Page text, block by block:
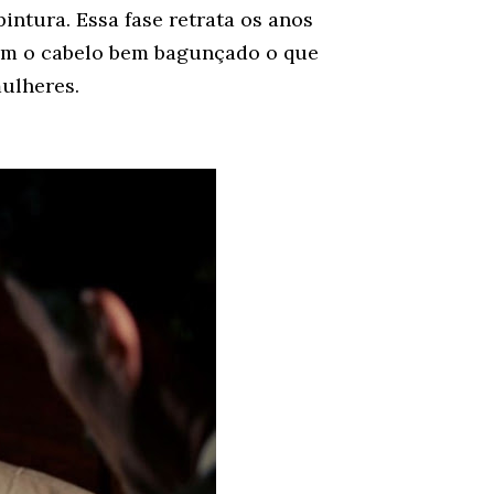
Essa fase retrata os anos
o cabelo bem bagunçado o que